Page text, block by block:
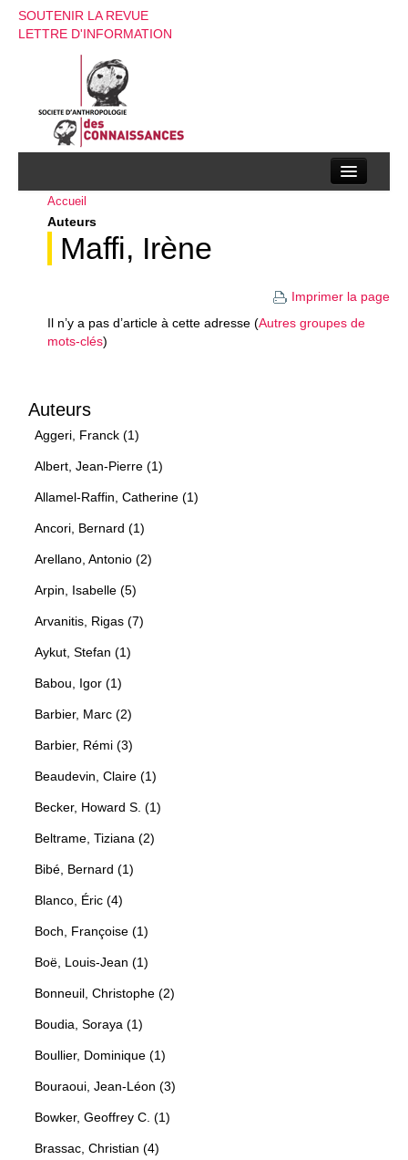
SOUTENIR LA REVUE
LETTRE D'INFORMATION
La société d’anthropologie des connaissances
La revue
Instructions aux auteurs
Accueil
Auteurs
Maffi, Irène
Imprimer la page
Il n’y a pas d’article à cette adresse (Autres groupes de
mots-clés)
Auteurs
Aggeri, Franck (1)
Albert, Jean-Pierre (1)
Allamel-Raffin, Catherine (1)
Ancori, Bernard (1)
Arellano, Antonio (2)
Arpin, Isabelle (5)
Arvanitis, Rigas (7)
Aykut, Stefan (1)
Babou, Igor (1)
Barbier, Marc (2)
Barbier, Rémi (3)
Beaudevin, Claire (1)
Becker, Howard S. (1)
Beltrame, Tiziana (2)
Bibé, Bernard (1)
Blanco, Éric (4)
Boch, Françoise (1)
Boë, Louis-Jean (1)
Bonneuil, Christophe (2)
Boudia, Soraya (1)
Boullier, Dominique (1)
Bouraoui, Jean-Léon (3)
Bowker, Geoffrey C. (1)
Brassac, Christian (4)